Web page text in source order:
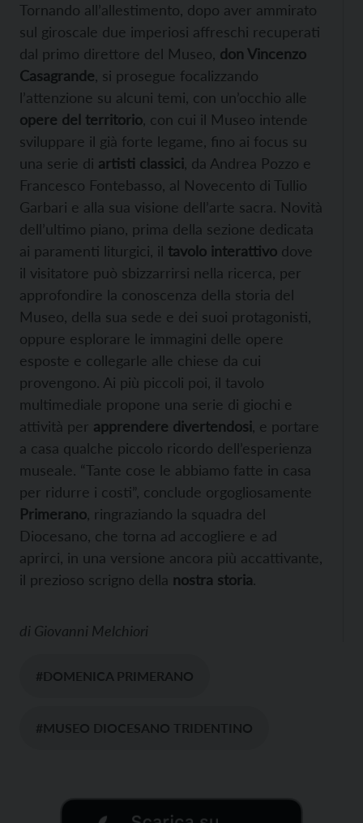
Tornando all’allestimento, dopo aver ammirato
sul giroscale due imperiosi affreschi recuperati
dal primo direttore del Museo, don Vincenzo
Casagrande , si prosegue focalizzando
l’attenzione su alcuni temi, con un’occhio alle
opere del territorio , con cui il Museo intende
sviluppare il già forte legame, fino ai focus su
una serie di artisti classici , da Andrea Pozzo e
Francesco Fontebasso, al Novecento di Tullio
Garbari e alla sua visione dell’arte sacra. Novità
dell’ultimo piano, prima della sezione dedicata
ai paramenti liturgici, il tavolo interattivo dove
il visitatore può sbizzarrirsi nella ricerca, per
approfondire la conoscenza della storia del
Museo, della sua sede e dei suoi protagonisti,
oppure esplorare le immagini delle opere
esposte e collegarle alle chiese da cui
provengono. Ai più piccoli poi, il tavolo
multimediale propone una serie di giochi e
attività per apprendere divertendosi , e portare
a casa qualche piccolo ricordo dell’esperienza
museale. “Tante cose le abbiamo fatte in casa
per ridurre i costi”, conclude orgogliosamente
Primerano , ringraziando la squadra del
Diocesano, che torna ad accogliere e ad
aprirci, in una versione ancora più accattivante,
il prezioso scrigno della nostra storia.
di Giovanni Melchiori
#DOMENICA PRIMERANO
#MUSEO DIOCESANO TRIDENTINO